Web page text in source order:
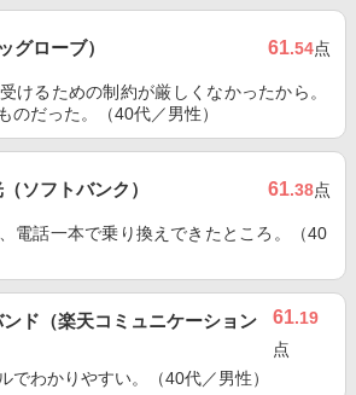
グローブ） 61.54点
けるための制約が厳しくなかったから。
のだった。（40代／男性）
ソフトバンク） 61.38点
電話一本で乗り換えできたところ。（40
ド（楽天コミュニケーション
61.19
点
でわかりやすい。（40代／男性）